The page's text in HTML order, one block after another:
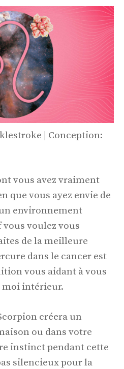
| Conception:
vous avez vraiment
que vous ayez envie de
environnement
voulez vous
de la meilleure
dans le cancer est
vous aidant à vous
moi intérieur.
créera un
ou dans votre
instinct pendant cette
silencieux pour la